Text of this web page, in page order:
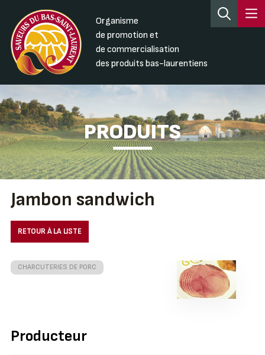
Organisme
de promotion et
de commercialisation
des produits bas-laurentiens
PRODUITS
Jambon sandwich
RETOUR À LA LISTE
CHARCUTERIES DE PORC
Producteur